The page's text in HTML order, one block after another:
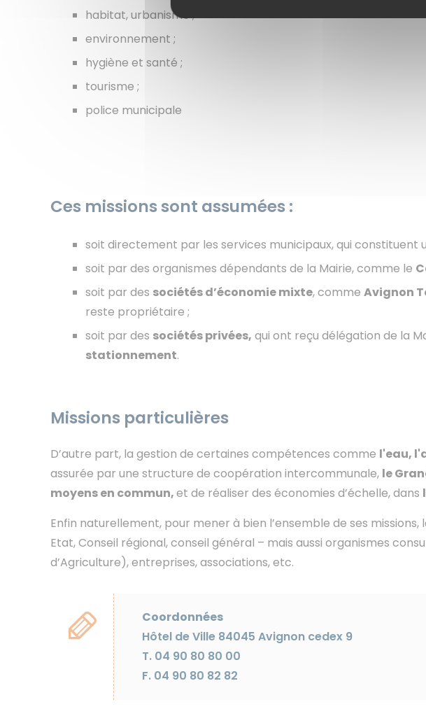
habitat, urbanisme ;
environnement ;
hygiène et santé ;
tourisme ;
police municipale
Ces missions sont assumées :
soit directement par les services municipaux, qui
soit par des organismes dépendants de la Mairie, comme le
soit par des sociétés d’économie mixte, comme Avignon
reste propriétaire ;
soit par des sociétés privées, qui ont reçu délégation de la
stationnement.
Missions particulières
D’autre part, la gestion de certaines compétences comme l'eau,
assurée par une structure de coopération intercommunale, le
moyens en commun,et de réaliser des économies d’échelle, dans
Enfin naturellement, pour mener à bien l’ensemble de ses
Etat, Conseil régional, conseil général – mais aussi organismes
d’Agriculture), entreprises, associations, etc.
Coordonnées
Hôtel de Ville 84045 Avignon cedex 9
T. 04 90 80 80 00
F. 04 90 80 82 82